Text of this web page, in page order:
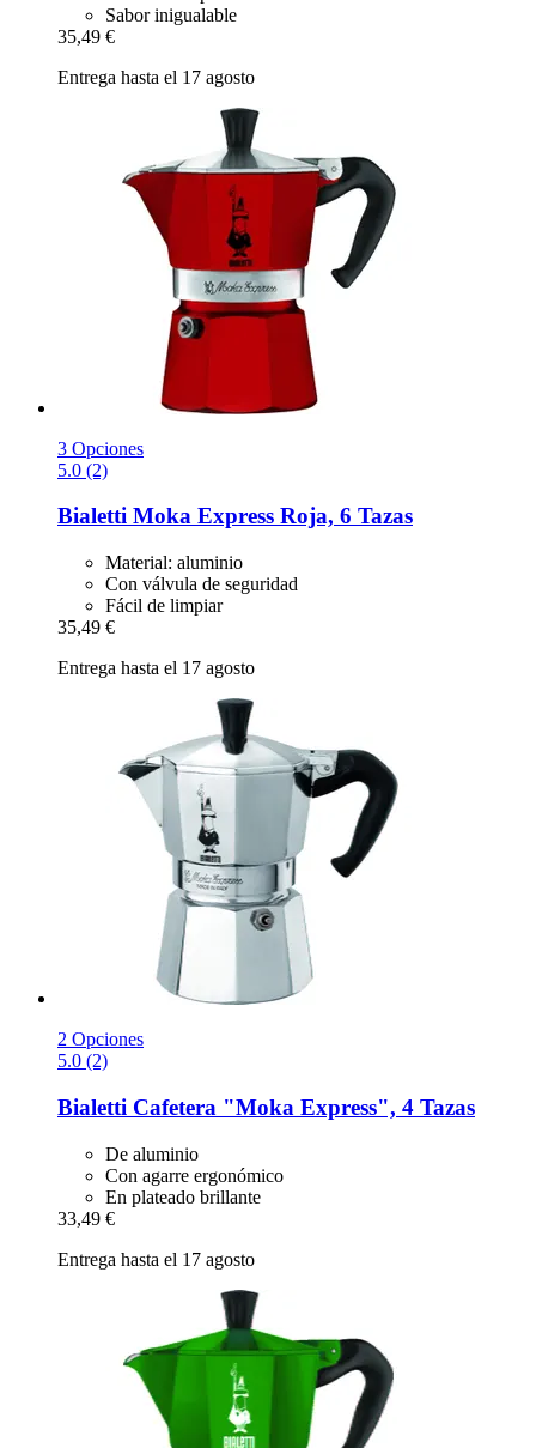
Sabor inigualable
35,49 €
Entrega hasta el 17 agosto
3 Opciones
5.0 (2)
Bialetti Moka Express Roja, 6 Tazas
Material: aluminio
Con válvula de seguridad
Fácil de limpiar
35,49 €
Entrega hasta el 17 agosto
2 Opciones
5.0 (2)
Bialetti Cafetera "Moka Express", 4 Tazas
De aluminio
Con agarre ergonómico
En plateado brillante
33,49 €
Entrega hasta el 17 agosto